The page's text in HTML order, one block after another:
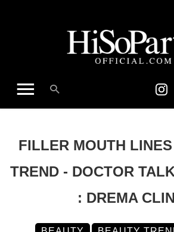
FILLER MOUTH
TREND - DOCTOR
: DREMA